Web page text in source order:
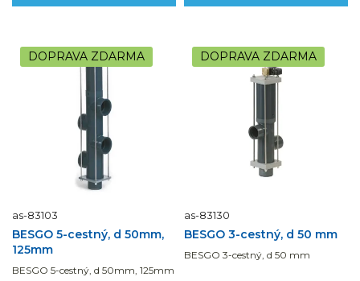
DOPRAVA ZDARMA
as-83103
BESGO 5-cestný, d 50mm,
125mm
BESGO 5-cestný, d 50mm, 125mm
DOPRAVA ZDARMA
as-83130
BESGO 3-cestný, d 50 mm
BESGO 3-cestný, d 50 mm